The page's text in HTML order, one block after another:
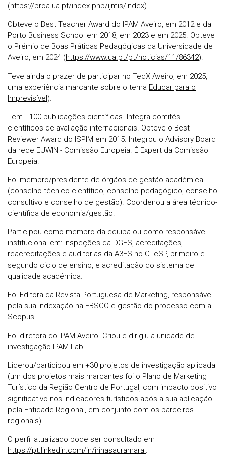
(https://proa.ua.pt/index.php/ijmis/index).
Obteve o Best Teacher Award do IPAM Aveiro, em 2012 e da
Porto Business School em 2018, em 2023 e em 2025. Obteve
o Prémio de Boas Práticas Pedagógicas da Universidade de
Aveiro, em 2024 (https://www.ua.pt/pt/noticias/11/86342).
Teve ainda o prazer de participar no TedX Aveiro, em 2025,
uma experiência marcante sobre o tema Educar para o
Imprevisível).
Tem +100 publicações científicas. Integra comités
científicos de avaliação internacionais. Obteve o Best
Reviewer Award do ISPIM em 2015. Integrou o Advisory Board
da rede EUWIN - Comissão Europeia. É Expert da Comissão
Europeia.
Foi membro/presidente de órgãos de gestão académica
(conselho técnico-científico, conselho pedagógico, conselho
consultivo e conselho de gestão). Coordenou a área técnico-
científica de economia/gestão.
Participou como membro da equipa ou como responsável
institucional em: inspeções da DGES, acreditações,
reacreditações e auditorias da A3ES no CTeSP, primeiro e
segundo ciclo de ensino, e acreditação do sistema de
qualidade académica.
Foi Editora da Revista Portuguesa de Marketing, responsável
pela sua indexação na EBSCO e gestão do processo com a
Scopus.
Foi diretora do IPAM Aveiro. Criou e dirigiu a unidade de
investigação IPAM Lab.
Liderou/participou em +30 projetos de investigação aplicada
(um dos projetos mais marcantes foi o Plano de Marketing
Turístico da Região Centro de Portugal, com impacto positivo
significativo nos indicadores turísticos após a sua aplicação
pela Entidade Regional, em conjunto com os parceiros
regionais).
O perfil atualizado pode ser consultado em
https://pt.linkedin.com/in/irinasauramaral.